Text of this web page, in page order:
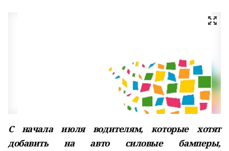
С начала июля водителям, которые хотят
добавить на авто силовые бамперы,